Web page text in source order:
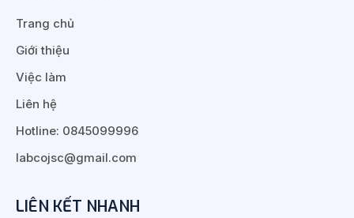
Trang chủ
Giới thiệu
Việc làm
Liên hệ
Hotline: 0845099996
labcojsc@gmail.com
LIÊN KẾT NHANH